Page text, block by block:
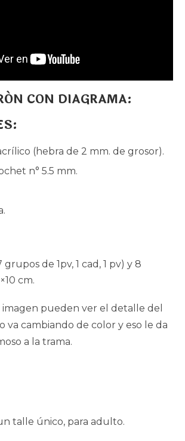
CON DIAGRAMA:
(hebra de 2 mm. de grosor).
n° 5.5 mm.
de 1pv, 1 cad, 1 pv) y 8
cm.
imagen pueden ver el detalle del
va cambiando de color y eso le da
a la trama.
talle único, para adulto.